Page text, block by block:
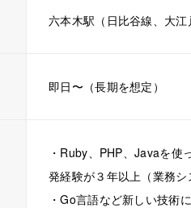
六本木駅（日比谷線、大江
即日〜（長期を想定）
・Ruby、PHP、Javaを
発経験が３年以上（業務
・Go言語など新しい技術